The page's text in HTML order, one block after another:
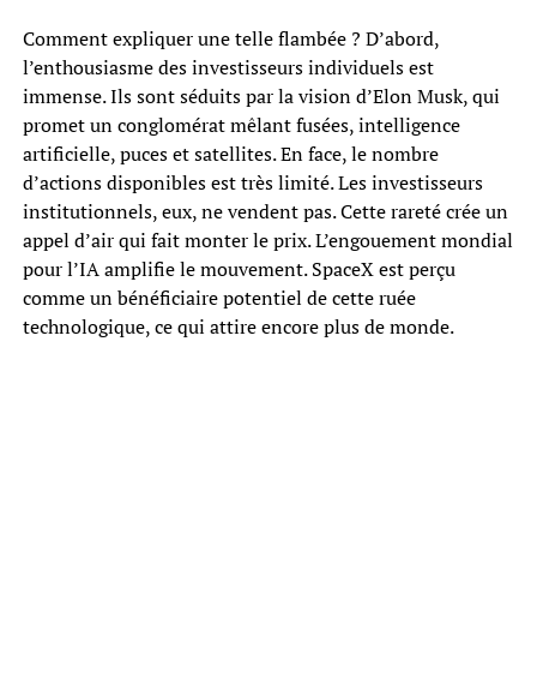
Comment expliquer une telle flambée ? D’abord,
l’enthousiasme des investisseurs individuels est
immense. Ils sont séduits par la vision d’Elon Musk, qui
promet un conglomérat mêlant fusées, intelligence
artificielle, puces et satellites. En face, le nombre
d’actions disponibles est très limité. Les investisseurs
institutionnels, eux, ne vendent pas. Cette rareté crée un
appel d’air qui fait monter le prix. L’engouement mondial
pour l’IA amplifie le mouvement. SpaceX est perçu
comme un bénéficiaire potentiel de cette ruée
technologique, ce qui attire encore plus de monde.